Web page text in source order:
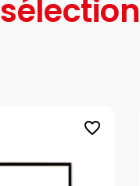
favorite_border